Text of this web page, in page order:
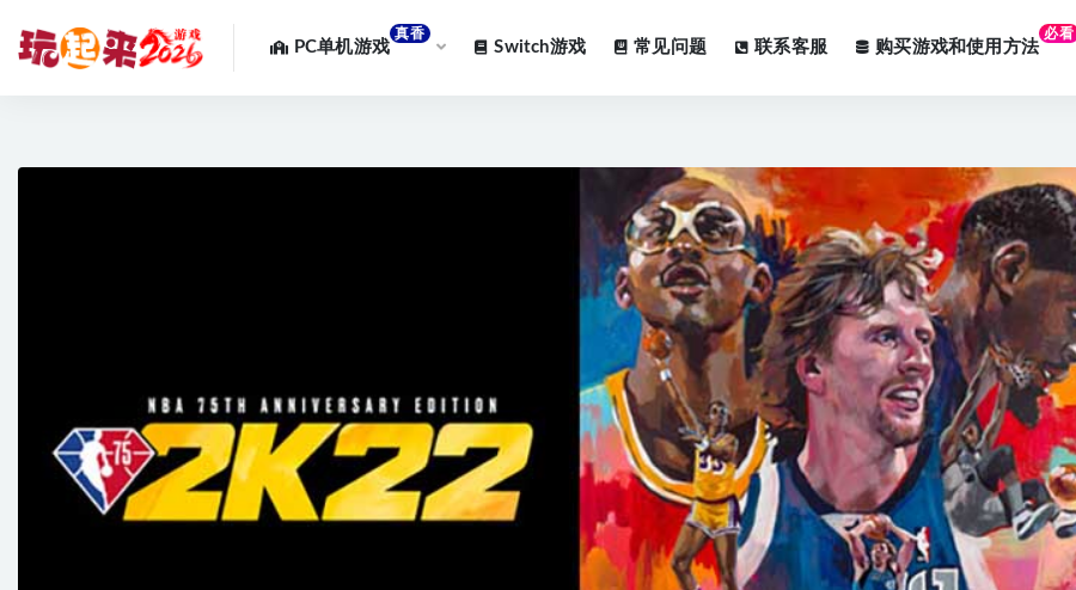
PC单机游戏
真香
Switch游戏 常见问题 联系客服 购买游戏和使用方法
必看